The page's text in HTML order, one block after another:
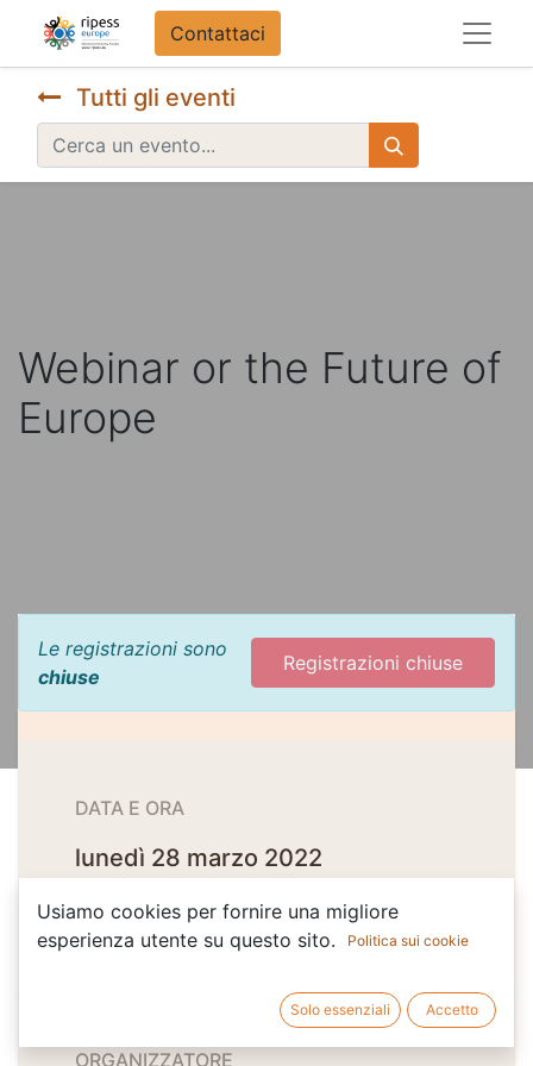
Contattaci
Tutti gli eventi
Webinar or the Future of
Europe
Le registrazioni sono
chiuse
Registrazioni chiuse
DATA E ORA
lunedì 28 marzo 2022
Aggiungi al calendario
ORGANIZZATORE
Usiamo cookies per fornire una migliore
esperienza utente su questo sito.
Politica sui cookie
Solo essenziali Accetto